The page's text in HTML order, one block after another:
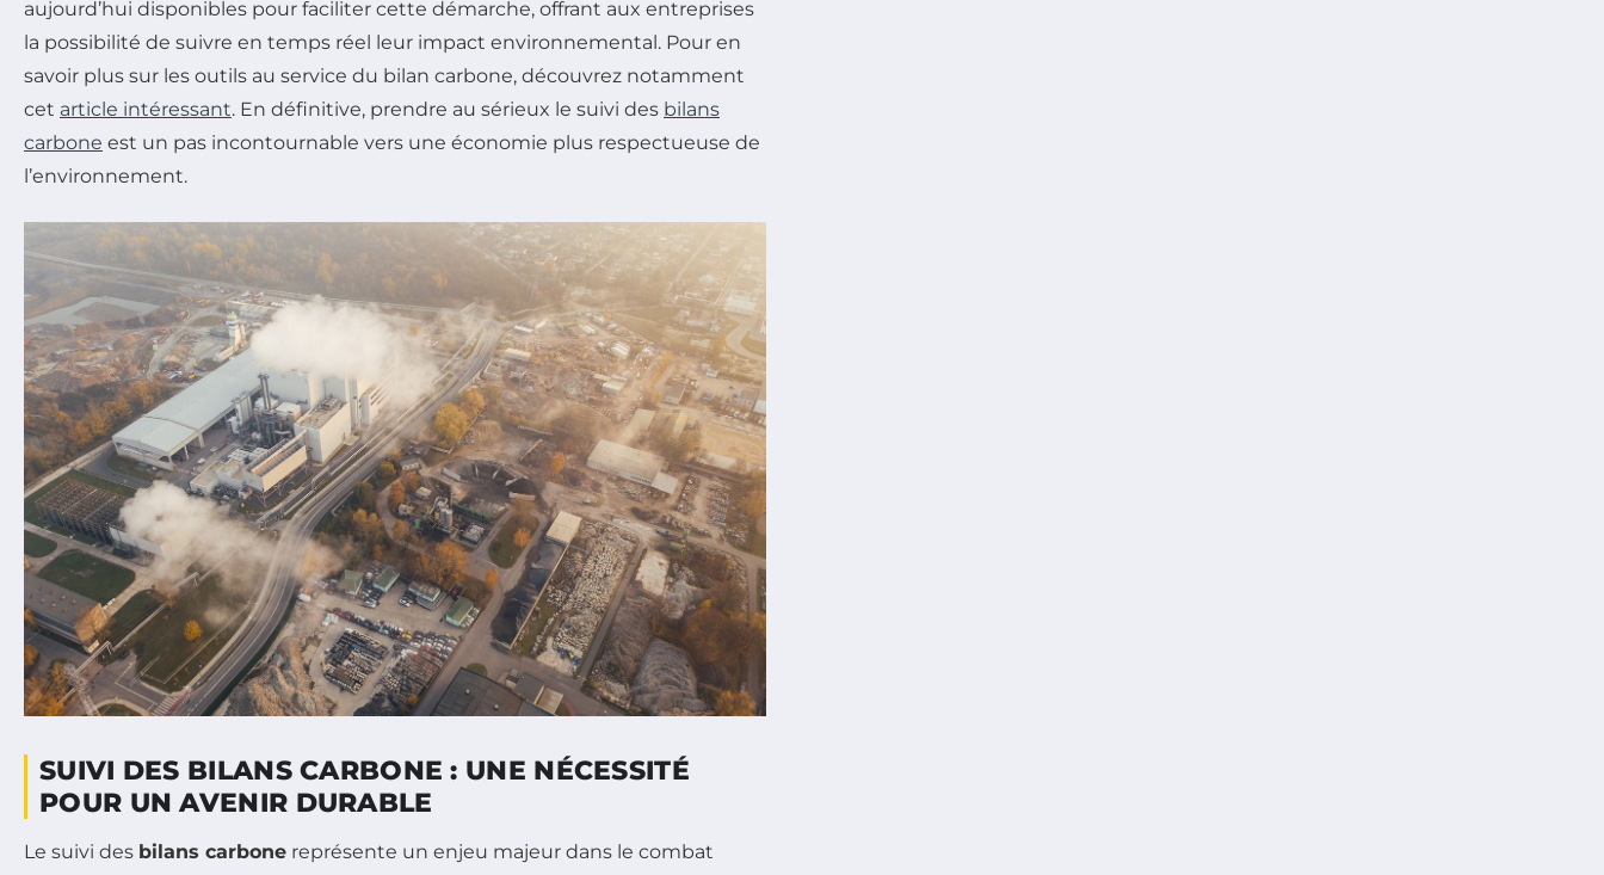
aujourd’hui disponibles pour faciliter cette démarche, offrant aux entreprises
la possibilité de suivre en temps réel leur impact environnemental. Pour en
savoir plus sur les outils au service du bilan carbone, découvrez notamment
cet article intéressant. En définitive, prendre au sérieux le suivi des bilans
carbone est un pas incontournable vers une économie plus respectueuse de
l’environnement.
SUIVI DES BILANS CARBONE : UNE NÉCESSITÉ
POUR UN AVENIR DURABLE
Le suivi des bilans carbone représente un enjeu majeur dans le combat